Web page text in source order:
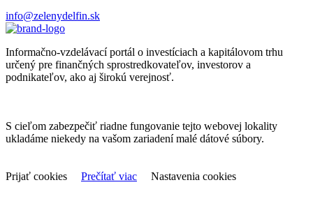
info@zelenydelfin.sk
Informačno-vzdelávací portál o investíciach a kapitálovom trhu
určený pre finančných sprostredkovateľov, investorov a
podnikateľov, ako aj širokú verejnosť.
S cieľom zabezpečiť riadne fungovanie tejto webovej lokality
ukladáme niekedy na vašom zariadení malé dátové súbory.
Prijať cookies Prečítať viac Nastavenia cookies